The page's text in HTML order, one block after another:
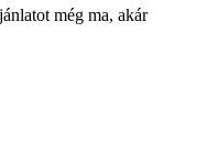
még ma, akár